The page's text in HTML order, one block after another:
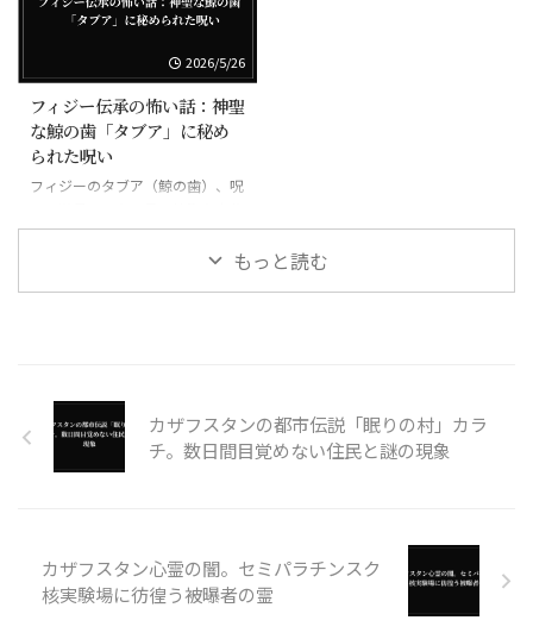
2026/5/26
フィジー伝承の怖い話：神聖
な鯨の歯「タブア」に秘め
られた呪い
フィジーのタブア（鯨の歯）、呪
もっと読む
カザフスタンの都市伝説「眠りの村」カラ
チ。数日間目覚めない住民と謎の現象
カザフスタン心霊の闇。セミパラチンスク
核実験場に彷徨う被曝者の霊